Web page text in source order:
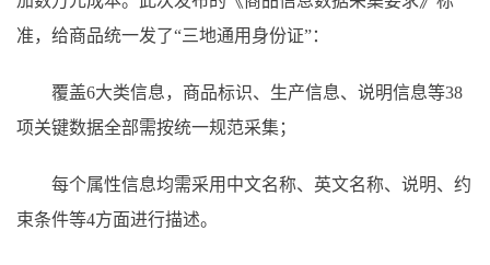
准，给商品统一发了“三地通用身份证”：
覆盖6大类信息，商品标识、生产信息、说明信息等38
项关键数据全部需按统一规范采集；
每个属性信息均需采用中文名称、英文名称、说明、约
束条件等4方面进行描述。